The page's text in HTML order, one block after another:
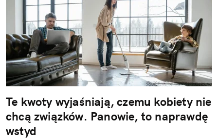
Te kwoty wyjaśniają, czemu kobiety nie
chcą związków. Panowie, to naprawdę
wstyd